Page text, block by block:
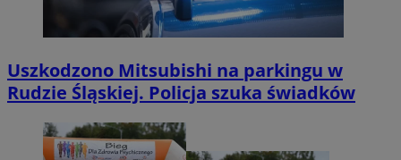
Uszkodzono Mitsubishi na parkingu w
Rudzie Śląskiej. Policja szuka świadków